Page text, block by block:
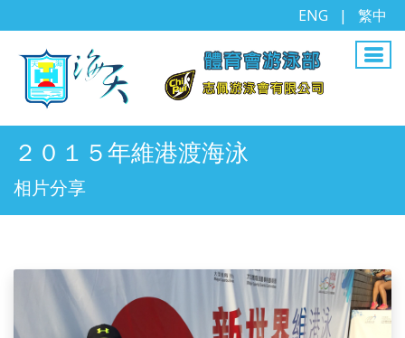
ENG | 繁中
２０１５年維港渡海泳
相片分享